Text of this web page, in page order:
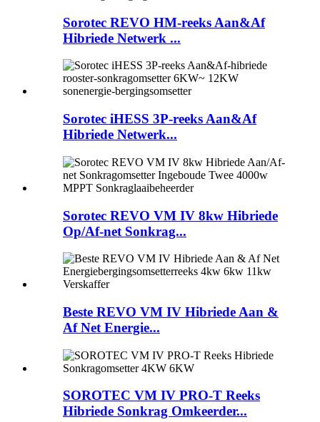
Sorotec REVO HM-reeks Aan&Af
Hibriede Netwerk ...
Sorotec iHESS 3P-reeks Aan&Af
Hibriede Netwerk...
Sorotec REVO VM IV 8kw Hibriede
Op/Af-net Sonkrag...
Beste REVO VM IV Hibriede Aan &
Af Net Energie...
SOROTEC VM IV PRO-T Reeks
Hibriede Sonkrag Omkeerder...